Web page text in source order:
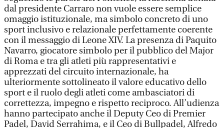
dal presidente Carraro non vuole essere semplice
omaggio istituzionale, ma simbolo concreto di uno
sport inclusivo e relazionale perfettamente coerente
con il messaggio di Leone XIV. La presenza di Paquito
Navarro, giocatore simbolo per il pubblico del Major
di Roma e tra gli atleti più rappresentativi e
apprezzati del circuito internazionale, ha
ulteriormente sottolineato il valore educativo dello
sport e il ruolo degli atleti come ambasciatori di
correttezza, impegno e rispetto reciproco. All’udienza
hanno partecipato anche il Deputy Ceo di Premier
Padel, David Serrahima, e il Ceo di Bullpadel, Alfredo